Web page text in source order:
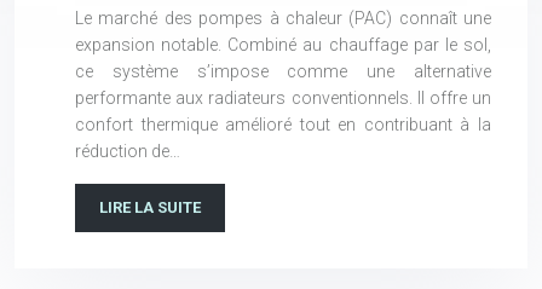
Le marché des pompes à chaleur (PAC) connaît une
expansion notable. Combiné au chauffage par le sol,
ce système s’impose comme une alternative
performante aux radiateurs conventionnels. Il offre un
confort thermique amélioré tout en contribuant à la
réduction de…
LIRE LA SUITE